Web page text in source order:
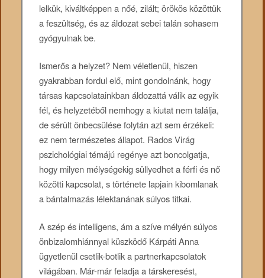
lelkük, kiváltképpen a nőé, zilált; örökös közöttük
a feszültség, és az áldozat sebei talán sohasem
gyógyulnak be.
Ismerős a helyzet? Nem véletlenül, hiszen
gyakrabban fordul elő, mint gondolnánk, hogy
társas kapcsolatainkban áldozattá válik az egyik
fél, és helyzetéből nemhogy a kiutat nem találja,
de sérült önbecsülése folytán azt sem érzékeli:
ez nem természetes állapot. Rados Virág
pszichológiai témájú regénye azt boncolgatja,
hogy milyen mélységekig süllyedhet a férfi és nő
közötti kapcsolat, s története lapjain kibomlanak
a bántalmazás lélektanának súlyos titkai.
A szép és intelligens, ám a szíve mélyén súlyos
önbizalomhiánnyal küszködő Kárpáti Anna
ügyetlenül csetlik-botlik a partnerkapcsolatok
világában. Már-már feladja a társkeresést,